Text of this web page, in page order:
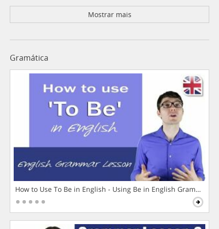
Mostrar mais
Gramática
How to Use To Be in English - Using Be in English Grammar